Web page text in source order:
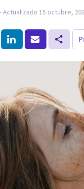
Actualizado 15 octubre,